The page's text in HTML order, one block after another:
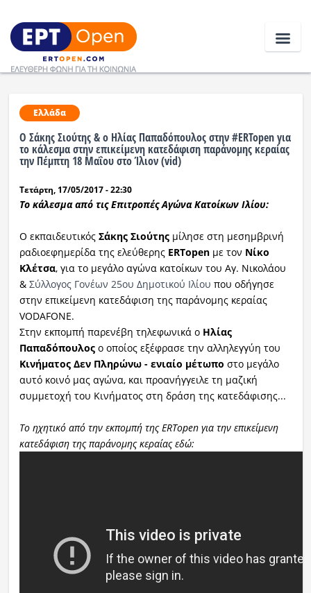
Ειδήσεις
Ελλάδα
Πολιτική
Οικονομία
Αθλητικά
Κόσμος
Ραδιόφωνο
Εκπομπές
Πολιτισμός
Ελλάδα
O Σάκης Σιούτης & ο Ηλίας Παπαδόπουλος στην #ERTopen για
το κάλεσμα στην επικείμενη κατεδάφιση παράνομης κεραίας
την Πέμπτη 18 Μαΐου στο Ίλιον (vid)
Τετάρτη, 17/05/2017 - 22:30
Το κάλεσμα από τις Επιτροπές Αγώνα Κατοίκων Ιλίου:
Ο εκπαιδευτικός Σάκης Σιούτης μίλησε στη μεσημβρινή
ραδιοεφημερίδα της ελεύθερης ΕRTopenμε τον Νίκο
Κλέτσα, για το μεγάλο αγώνα κατοίκων του Αγ. Νικολάου
& Σύλλογος Γονέων 25ου Δημοτικού Ιλίου που οδήγησε
στην επικείμενη κατεδάφιση της παράνομης κεραίας
VODAFONE.
Στην εκπομπή παρενέβη τηλεφωνικά ο Ηλίας
Παπαδόπουλοςο οποίος εξέφρασε την αλληλεγγύη του
Κινήματος Δεν Πληρώνω - ενιαίο μέτωπο στο μεγάλο
αυτό κοινό μας αγώνα, και προανήγγειλε τη μαζική
συμμετοχή του Κινήματος στη δράση της κατεδάφισης...
Το ηχητικό από την εκπομπή της ERTopen για την επικείμενη
κατεδάφιση της παράνομης κεραίας εδώ: